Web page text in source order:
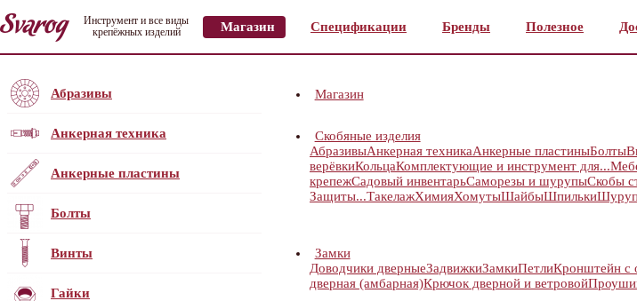
Инструмент и все виды
крепёжных изделий
Магазин Спецификации Бренды Полезное
Абразивы
Анкерная техника
Анкерные пластины
Болты
Винты
Гайки
Магазин
Скобяные изделия
АбразивыАнкерная техникаАнкерные пластиныБолты
верёвкиКольцаКомплектующие и инструмент для...
крепежСадовый инвентарьСаморезы и шурупыСкобы
Защиты...ТакелажХимияХомутыШайбыШпильки
Замки
Доводчики дверныеЗадвижкиЗамкиПетлиКронштейн с
дверная (амбарная)Крючок дверной и ветровой